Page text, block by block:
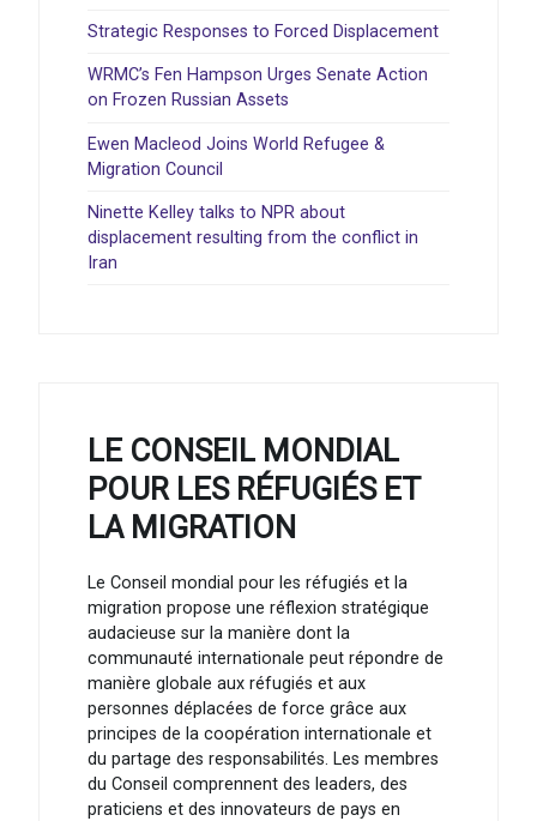
Strategic Responses to Forced Displacement
WRMC’s Fen Hampson Urges Senate Action
on Frozen Russian Assets
Ewen Macleod Joins World Refugee &
Migration Council
Ninette Kelley talks to NPR about
displacement resulting from the conflict in
Iran
LE CONSEIL MONDIAL
POUR LES RÉFUGIÉS ET
LA MIGRATION
Le Conseil mondial pour les réfugiés et la
migration propose une réflexion stratégique
audacieuse sur la manière dont la
communauté internationale peut répondre de
manière globale aux réfugiés et aux
personnes déplacées de force grâce aux
principes de la coopération internationale et
du partage des responsabilités. Les membres
du Conseil comprennent des leaders, des
praticiens et des innovateurs de pays en